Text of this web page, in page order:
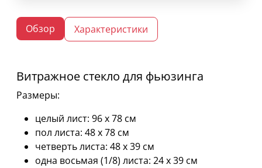
Обзор Характеристики
Витражное стекло для фьюзинга
Размеры:
целый лист: 96 х 78 см
пол листа: 48 х 78 см
четверть листа: 48 х 39 см
одна восьмая (1/8) листа: 24 х 39 см